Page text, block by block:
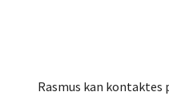
Rasmus kan kontaktes